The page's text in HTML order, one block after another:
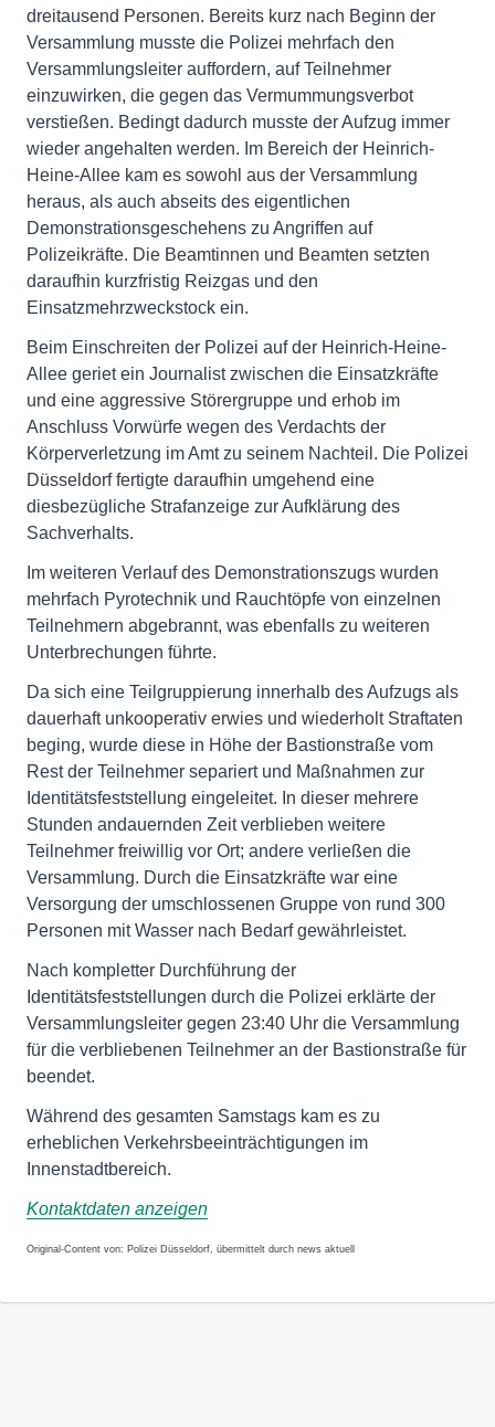
dreitausend Personen. Bereits kurz nach Beginn der
Versammlung musste die Polizei mehrfach den
Versammlungsleiter auffordern, auf Teilnehmer
einzuwirken, die gegen das Vermummungsverbot
verstießen. Bedingt dadurch musste der Aufzug immer
wieder angehalten werden. Im Bereich der Heinrich-
Heine-Allee kam es sowohl aus der Versammlung
heraus, als auch abseits des eigentlichen
Demonstrationsgeschehens zu Angriffen auf
Polizeikräfte. Die Beamtinnen und Beamten setzten
daraufhin kurzfristig Reizgas und den
Einsatzmehrzweckstock ein.
Beim Einschreiten der Polizei auf der Heinrich-Heine-
Allee geriet ein Journalist zwischen die Einsatzkräfte
und eine aggressive Störergruppe und erhob im
Anschluss Vorwürfe wegen des Verdachts der
Körperverletzung im Amt zu seinem Nachteil. Die Polizei
Düsseldorf fertigte daraufhin umgehend eine
diesbezügliche Strafanzeige zur Aufklärung des
Sachverhalts.
Im weiteren Verlauf des Demonstrationszugs wurden
mehrfach Pyrotechnik und Rauchtöpfe von einzelnen
Teilnehmern abgebrannt, was ebenfalls zu weiteren
Unterbrechungen führte.
Da sich eine Teilgruppierung innerhalb des Aufzugs als
dauerhaft unkooperativ erwies und wiederholt Straftaten
beging, wurde diese in Höhe der Bastionstraße vom
Rest der Teilnehmer separiert und Maßnahmen zur
Identitätsfeststellung eingeleitet. In dieser mehrere
Stunden andauernden Zeit verblieben weitere
Teilnehmer freiwillig vor Ort; andere verließen die
Versammlung. Durch die Einsatzkräfte war eine
Versorgung der umschlossenen Gruppe von rund 300
Personen mit Wasser nach Bedarf gewährleistet.
Nach kompletter Durchführung der
Identitätsfeststellungen durch die Polizei erklärte der
Versammlungsleiter gegen 23:40 Uhr die Versammlung
für die verbliebenen Teilnehmer an der Bastionstraße für
beendet.
Während des gesamten Samstags kam es zu
erheblichen Verkehrsbeeinträchtigungen im
Innenstadtbereich.
Kontaktdaten anzeigen
Original-Content von: Polizei Düsseldorf, übermittelt durch news aktuell